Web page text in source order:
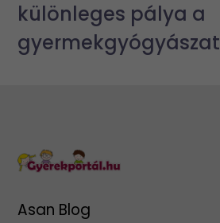
különleges pálya a
gyermekgyógyászat
Asan Blog